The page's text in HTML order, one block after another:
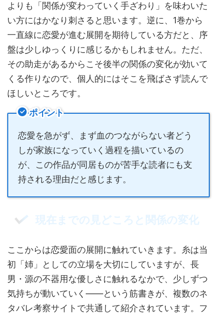
よりも「関係が変わっていく手ざわり」を味わいた
い方にはかなり刺さると思います。逆に、1巻から
一直線に恋愛が進む展開を期待している方だと、序
盤は少しゆっくりに感じるかもしれません。ただ、
その助走があるからこそ後半の関係の変化が効いて
くる作りなので、個人的にはそこを飛ばさず読んで
ほしいところです。
ポイント
恋愛を急がず、まず血のつながらない者どう
しが家族になっていく過程を描いているの
が、この作品が同居ものが苦手な読者にも支
持される理由だと感じます。
現在までの見どころと関係の変化
ここからは恋愛面の展開に触れていきます。糸は当
初「姉」としての立場を大切にしていますが、長
男・源の不器用な優しさに触れるなかで、少しずつ
気持ちが動いていく――という筋書きが、複数のネ
タバレ考察サイトで共通して紹介されています。フ